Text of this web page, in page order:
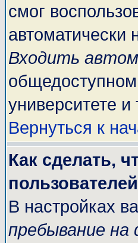
смог
Входить
университете и
Вернуться к
Как сделать,
В настройках
пребывание на